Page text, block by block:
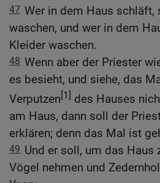
47 Wer in dem Haus schläft,
waschen, und wer in dem
Kleider waschen.
48 Wenn aber der Priester
es besieht, und siehe, das
Verputzen[1] des Hauses
am Haus, dann soll der
erklären; denn das Mal ist
49 Und er soll, um das Haus
Vögel nehmen und